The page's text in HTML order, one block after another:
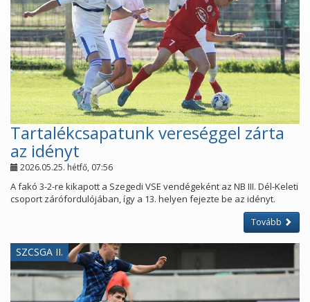
Tartalékcsapatunk vereséggel zárta
az idényt
2026.05.25. hétfő, 07:56
A fakó 3-2-re kikapott a Szegedi VSE vendégeként az NB III. Dél-Keleti
csoport zárófordulójában, így a 13. helyen fejezte be az idényt.
Tovább
SZCSGA II.